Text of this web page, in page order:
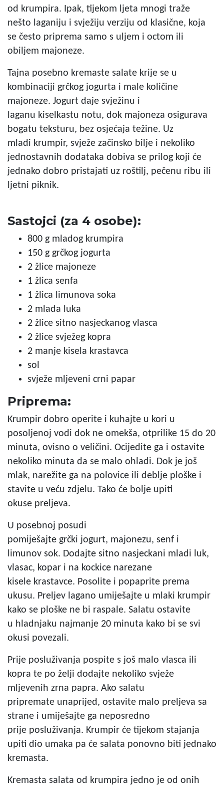
od krumpira. Ipak, tijekom ljeta mnogi traže
nešto laganiju i svježiju verziju od klasične, koja
se često priprema samo s uljem i octom ili
obiljem majoneze.
Tajna posebno kremaste salate krije se u
kombinaciji grčkog jogurta i male količine
majoneze. Jogurt daje svježinu i
laganu kiselkastu notu, dok majoneza osigurava
bogatu teksturu, bez osjećaja težine. Uz
mladi krumpir, svježe začinsko bilje i nekoliko
jednostavnih dodataka dobiva se prilog koji će
jednako dobro pristajati uz roštilj, pečenu ribu ili
ljetni piknik.
Sastojci (za 4 osobe):
800 g mladog krumpira
150 g grčkog jogurta
2 žlice majoneze
1 žlica senfa
1 žlica limunova soka
2 mlada luka
2 žlice sitno nasjeckanog vlasca
2 žlice svježeg kopra
2 manje kisela krastavca
sol
svježe mljeveni crni papar
Priprema:
Krumpir dobro operite i kuhajte u kori u
posoljenoj vodi dok ne omekša, otprilike 15 do 20
minuta, ovisno o veličini. Ocijedite ga i ostavite
nekoliko minuta da se malo ohladi. Dok je još
mlak, narežite ga na polovice ili deblje ploške i
stavite u veću zdjelu. Tako će bolje upiti
okuse preljeva.
U posebnoj posudi
pomiješajte grčki jogurt, majonezu, senf i
limunov sok. Dodajte sitno nasjeckani mladi luk,
vlasac, kopar i na kockice narezane
kisele krastavce. Posolite i popaprite prema
ukusu. Preljev lagano umiješajte u mlaki krumpir
kako se ploške ne bi raspale. Salatu ostavite
u hladnjaku najmanje 20 minuta kako bi se svi
okusi povezali.
Prije posluživanja pospite s još malo vlasca ili
kopra te po želji dodajte nekoliko svježe
mljevenih zrna papra. Ako salatu
pripremate unaprijed, ostavite malo preljeva sa
strane i umiješajte ga neposredno
prije posluživanja. Krumpir će tijekom stajanja
upiti dio umaka pa će salata ponovno biti jednako
kremasta.
Kremasta salata od krumpira jedno je od onih